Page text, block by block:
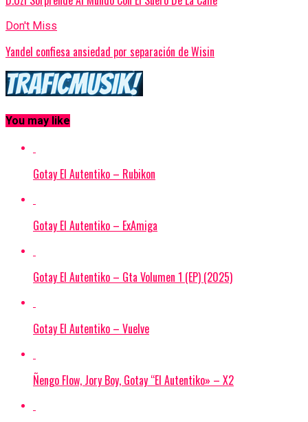
Don't Miss
Yandel confiesa ansiedad por separación de Wisin
You may like
Gotay El Autentiko – Rubikon
Gotay El Autentiko – ExAmiga
Gotay El Autentiko – Gta Volumen 1 (EP) (2025)
Gotay El Autentiko – Vuelve
Ñengo Flow, Jory Boy, Gotay “El Autentiko» – X2